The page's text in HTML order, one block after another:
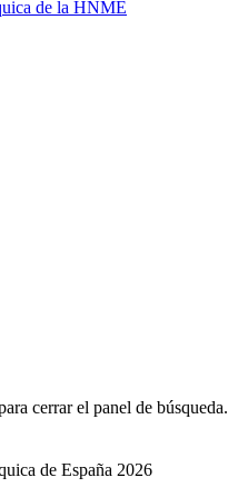
de la HNME
cerrar el panel de búsqueda.
de España 2026